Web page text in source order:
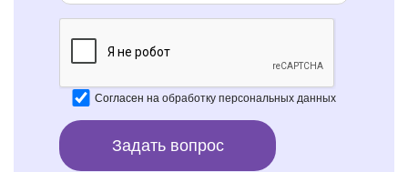
Согласен на обработку персональных данных